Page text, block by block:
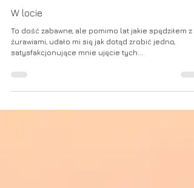
W locie
To dość zabawne, ale pomimo lat jakie spędziłem z
żurawiami, udało mi się jak dotąd zrobić jedno,